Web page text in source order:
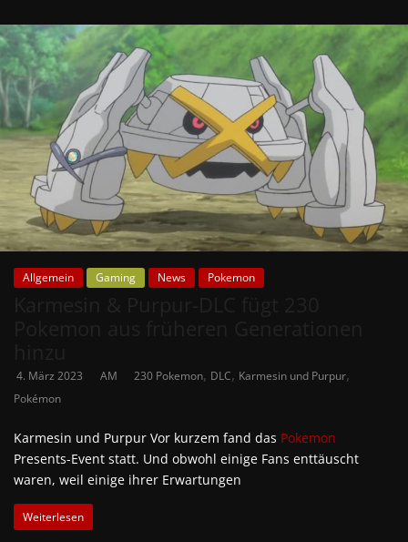
Allgemein Gaming News Pokemon
4. März 2023 AM 230 Pokemon, DLC, Karmesin und Purpur,
Pokémon
Karmesin und Purpur Vor kurzem fand das Pokemon
Presents-Event statt. Und obwohl einige Fans enttäuscht
waren, weil einige ihrer Erwartungen
Weiterlesen